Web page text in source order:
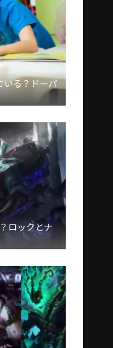
いる？ドーパ
ロックとナ